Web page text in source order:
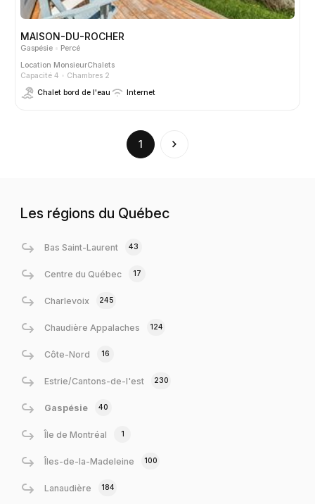
MAISON-DU-ROCHER
Gaspésie
Percé
Location MonsieurChalets
Capacité 4
Chambres 2
Chalet bord de l'eau
Internet
1
(current)
Les régions du Québec
Bas Saint-Laurent 43
Centre du Québec 17
Charlevoix 245
Chaudière Appalaches 124
Côte-Nord 16
Estrie/Cantons-de-l'est 230
Gaspésie 40
Île de Montréal 1
Îles-de-la-Madeleine 100
Lanaudière 184